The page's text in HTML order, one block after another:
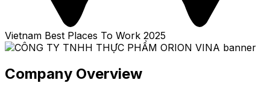
Vietnam Best Places To Work 2025
Company Overview